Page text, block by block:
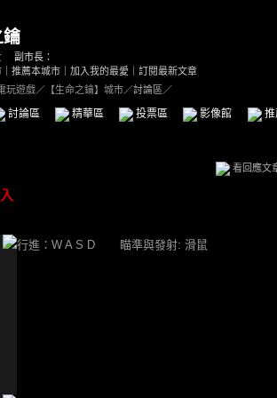
鑰
副市長：
推薦本城市 加入我的最愛
訂閱最新文章
玩遊戲／ 【生命之鑰】城市／討論區／
討論區 精華區 投票區 影像館
看回應文
行進：W A S D 瞄準與發射: 滑鼠